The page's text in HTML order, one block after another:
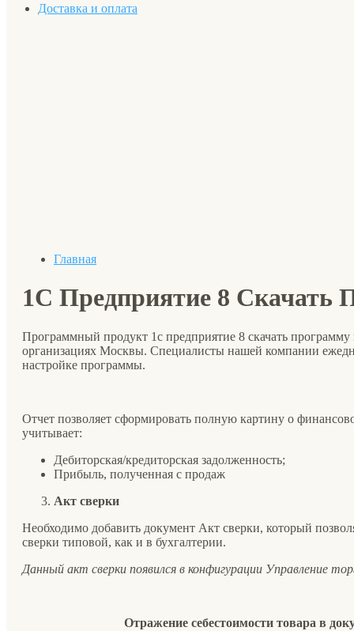
Доставка и оплата
Главная
1С Предприятие 8 Скачать
Программный продукт 1с предприятие 8 скачать программу
организациях Москвы. Специалисты нашей компании
настройке программы.
Отчет позволяет сформировать полную картину о
учитывает:
Дебиторская/кредиторская задолженность;
Прибыль, полученная с продаж
Акт сверки
Необходимо добавить документ Акт сверки, который
сверки типовой, как и в бухгалтерии.
Данный акт сверки появился в конфигурации Управление
Отражение себестоимости товара в